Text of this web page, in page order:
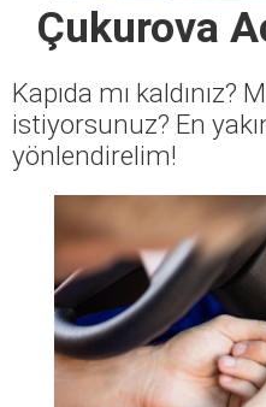
Çukurova
Kapıda mı
istiyorsunuz? En
yönlendirelim!